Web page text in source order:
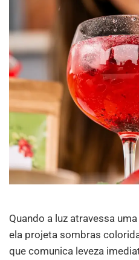
Quando a luz atravessa
ela projeta sombras
que comunica leveza